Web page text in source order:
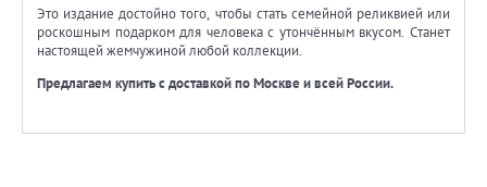
Это издание достойно того, чтобы стать семейной реликвией или
роскошным подарком для человека с утончённым вкусом. Станет
настоящей жемчужиной любой коллекции.
Предлагаем купить с доставкой по Москве и всей России.